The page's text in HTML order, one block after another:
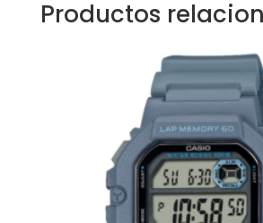
Productos